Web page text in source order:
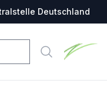
Deutschland
Suche